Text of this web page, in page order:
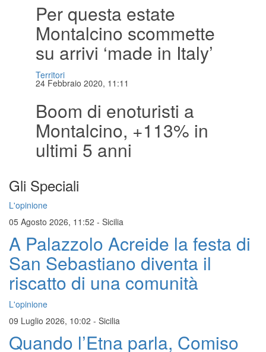
Per questa estate
Montalcino scommette
su arrivi ‘made in Italy’
Territori
24 Febbraio 2020, 11:11
Boom di enoturisti a
Montalcino, +113% in
ultimi 5 anni
Gli Speciali
L'opinione
05 Agosto 2026, 11:52 - Sicilia
A Palazzolo Acreide la festa di
San Sebastiano diventa il
riscatto di una comunità
L'opinione
09 Luglio 2026, 10:02 - Sicilia
Quando l’Etna parla, Comiso